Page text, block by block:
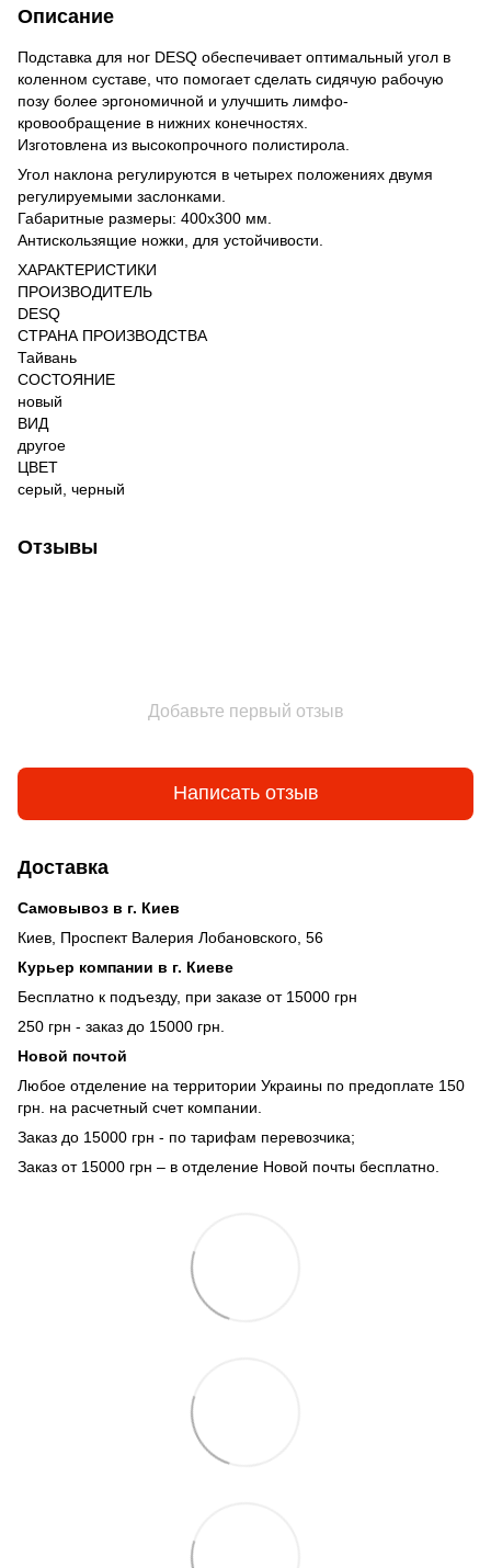
Описание
Подставка для ног DESQ обеспечивает оптимальный угол в
коленном суставе, что помогает сделать сидячую рабочую
позу более эргономичной и улучшить лимфо-
кровообращение в нижних конечностях.
Изготовлена из высокопрочного полистирола.
Угол наклона регулируются в четырех положениях двумя
регулируемыми заслонками.
Габаритные размеры: 400x300 мм.
Антискользящие ножки, для устойчивости.
ХАРАКТЕРИСТИКИ
ПРОИЗВОДИТЕЛЬ
DESQ
СТРАНА ПРОИЗВОДСТВА
Тайвань
СОСТОЯНИЕ
новый
ВИД
другое
ЦВЕТ
серый, черный
Отзывы
Добавьте первый отзыв
Написать отзыв
Доставка
Самовывоз в г. Киев
Киев, Проспект Валерия Лобановского, 56
Курьер компании в г. Киеве
Бесплатно к подъезду, при заказе от 15000 грн
250 грн - заказ до 15000 грн.
Новой почтой
Любое отделение на территории Украины по предоплате 150
грн. на расчетный счет компании.
Заказ до 15000 грн - по тарифам перевозчика;
Заказ от 15000 грн – в отделение Новой почты бесплатно.